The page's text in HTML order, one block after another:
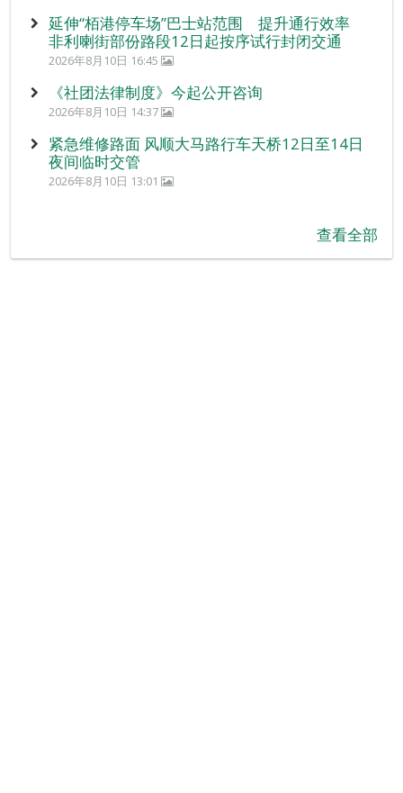
延伸“栢港停车场”巴士站范围 提升通行效率
非利喇街部份路段12日起按序试行封闭交通
2026年8月10日 16:45
《社团法律制度》今起公开咨询
2026年8月10日 14:37
紧急维修路面 风顺大马路行车天桥12日至14日
夜间临时交管
2026年8月10日 13:01
查看全部